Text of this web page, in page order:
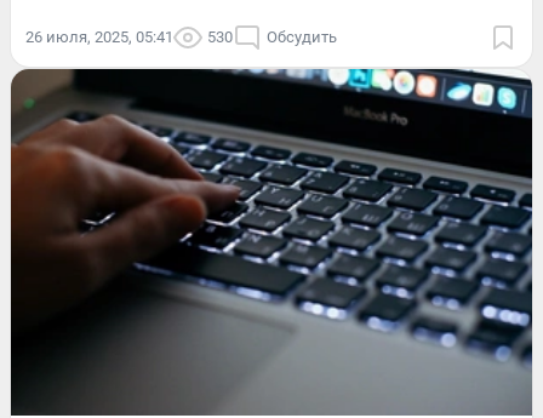
26 июля, 2025, 05:41 530 Обсудить